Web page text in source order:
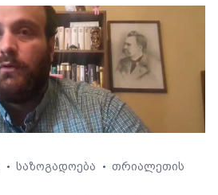
• საზოგადოება • თრიალეთის